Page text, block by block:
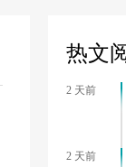
热文
2 天前
2 天前